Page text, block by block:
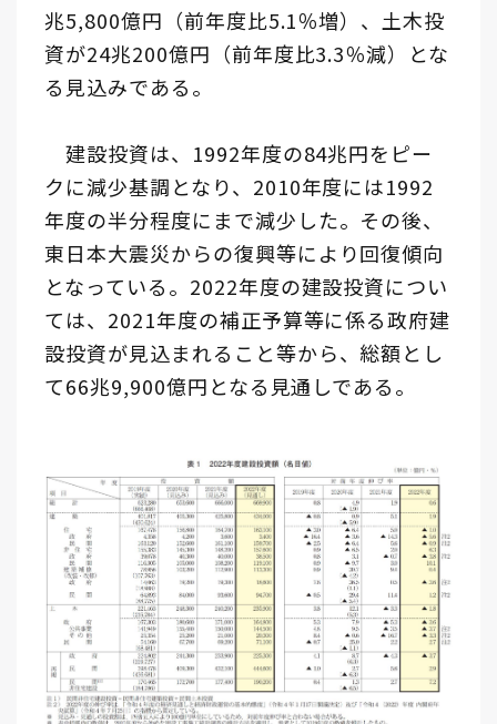
兆5,800億円（前年度比5.1％増）、土木投
資が24兆200億円（前年度比3.3％減）とな
る見込みである。
建設投資は、1992年度の84兆円をピー
クに減少基調となり、2010年度には1992
年度の半分程度にまで減少した。その後、
東日本大震災からの復興等により回復傾向
となっている。2022年度の建設投資につい
ては、2021年度の補正予算等に係る政府建
設投資が見込まれること等から、総額とし
て66兆9,900億円となる見通しである。